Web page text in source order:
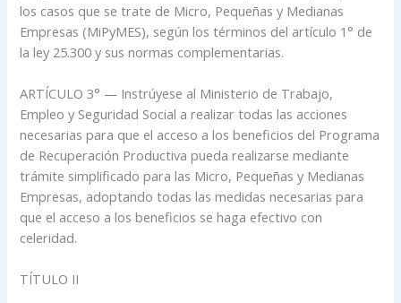
los casos que se trate de Micro, Pequeñas y Medianas
Empresas (MiPyMES), según los términos del artículo 1° de
la ley 25.300 y sus normas complementarias.
ARTÍCULO 3° — Instrúyese al Ministerio de Trabajo,
Empleo y Seguridad Social a realizar todas las acciones
necesarias para que el acceso a los beneficios del Programa
de Recuperación Productiva pueda realizarse mediante
trámite simplificado para las Micro, Pequeñas y Medianas
Empresas, adoptando todas las medidas necesarias para
que el acceso a los beneficios se haga efectivo con
celeridad.
TÍTULO II